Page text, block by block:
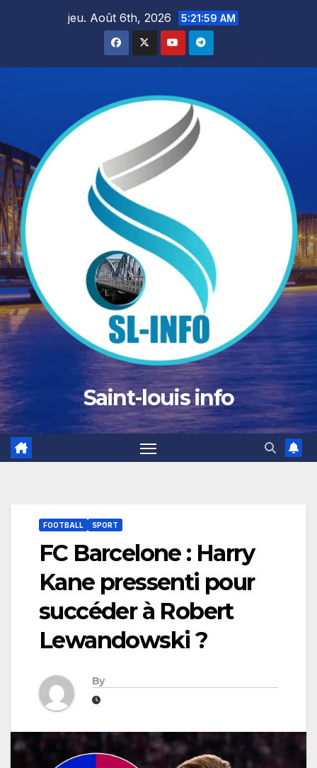
jeu. Août 6th, 2026 5:22:00 AM
Saint-louis info
FOOTBALL SPORT
FC Barcelone : Harry
Kane pressenti pour
succéder à Robert
Lewandowski ?
By